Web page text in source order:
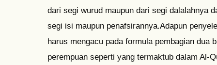
dari segi wurud maupun dari segi dalalahnya
segi isi maupun penafsirannya.Adapun
harus mengacu pada formula pembagian dua
perempuan seperti yang termaktub dalam Al-